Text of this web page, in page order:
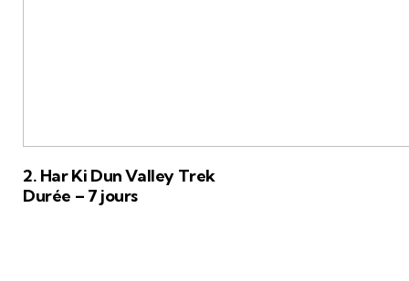
2. Har Ki Dun Valley Trek
Durée – 7 jours